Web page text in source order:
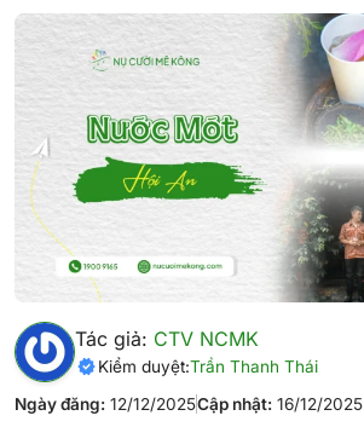
Tác giả: CTV NCMK
Kiểm duyệt:Trần Thanh Thái
Ngày đăng: 12/12/2025Cập nhật: 16/12/2025